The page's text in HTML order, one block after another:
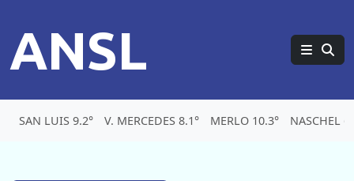
ANSL
SAN LUIS 9.2° V. MERCEDES 8.1° MERLO 10.3° NASCHEL